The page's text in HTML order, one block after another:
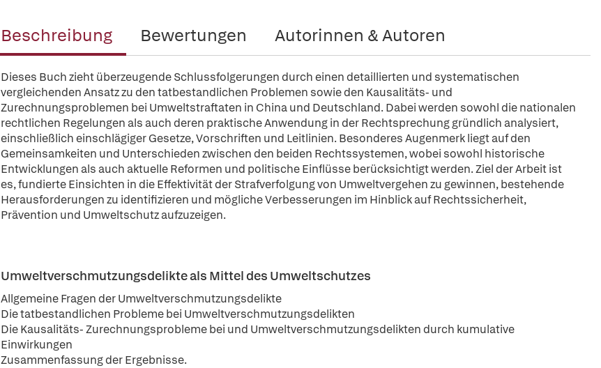
Beschreibung Bewertungen Autorinnen & Autoren
Dieses Buch zieht überzeugende Schlussfolgerungen durch einen detaillierten und systematischen
vergleichenden Ansatz zu den tatbestandlichen Problemen sowie den Kausalitäts- und
Zurechnungsproblemen bei Umweltstraftaten in China und Deutschland. Dabei werden sowohl die nationalen
rechtlichen Regelungen als auch deren praktische Anwendung in der Rechtsprechung gründlich analysiert,
einschließlich einschlägiger Gesetze, Vorschriften und Leitlinien. Besonderes Augenmerk liegt auf den
Gemeinsamkeiten und Unterschieden zwischen den beiden Rechtssystemen, wobei sowohl historische
Entwicklungen als auch aktuelle Reformen und politische Einflüsse berücksichtigt werden. Ziel der Arbeit ist
es, fundierte Einsichten in die Effektivität der Strafverfolgung von Umweltvergehen zu gewinnen, bestehende
Herausforderungen zu identifizieren und mögliche Verbesserungen im Hinblick auf Rechtssicherheit,
Prävention und Umweltschutz aufzuzeigen.
Umweltverschmutzungsdelikte als Mittel des Umweltschutzes
Allgemeine Fragen der Umweltverschmutzungsdelikte
Die tatbestandlichen Probleme bei Umweltverschmutzungsdelikten
Die Kausalitäts- Zurechnungsprobleme bei und Umweltverschmutzungsdelikten durch kumulative
Einwirkungen
Zusammenfassung der Ergebnisse.